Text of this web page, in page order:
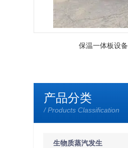
保温一体板设备
产品分类
/ Products Classification
生物质蒸汽发生